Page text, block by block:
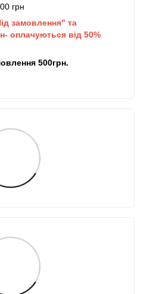
грн
замовлення" та
оплачуються від 50%
500грн.